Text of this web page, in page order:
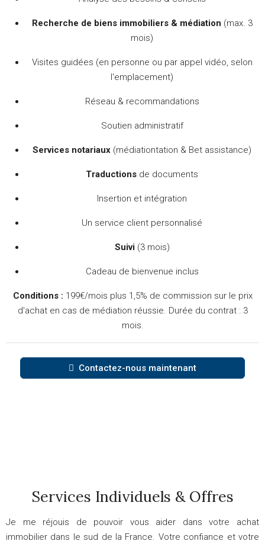
Recherche de biens immobiliers & médiation (max. 3
mois)
Visites guidées (en personne ou par appel vidéo, selon
l'emplacement)
Réseau & recommandations
Soutien administratif
Services notariaux (médiationtation & Bet assistance)
Traductions de documents
Insertion et intégration
Un service client personnalisé
Suivi(3 mois)
Cadeau de bienvenue inclus
Conditions : 199€/mois plus 1,5% de commission sur le prix
d'achat en cas de médiation réussie. Durée du contrat : 3
mois.
Contactez-nous maintenant
Services Individuels & Offres
Je me réjouis de pouvoir vous aider dans votre achat
immobilier dans le sud de la France. Votre confiance et votre